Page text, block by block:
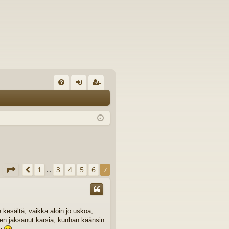
K au
än
ist
Sivu /7
Edellinen
1 … 3 4 5 6 7
vaikka aloin jo uskoa,
jaksanut karsia, kunhan käänsin